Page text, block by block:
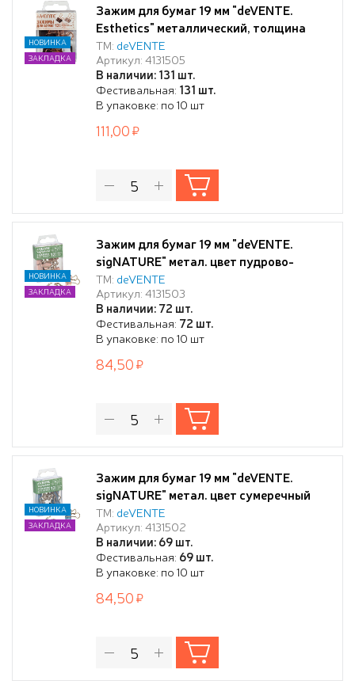
Зажим для бумаг 19 мм "deVENTE.
Esthetics" металлический, толщина
скрепления до 8 мм, 12 шт в
пластиковой коробке, ассорти 2 цвета
(бургунди и лавандово-пепельный)
ТМ: deVENTE
Артикул: 4131505
В наличии: 131 шт.
Фестивальная: 131 шт.
В упаковке: по 10 шт
НОВИНКА
ЗАКЛАДКА
111,00
Зажим для бумаг 19 мм "deVENTE.
sigNATURE" метал. цвет пудрово-
розовый, толщина скрепления до 8 мм,
12 шт в пластиковой коробке,
ТМ: deVENTE
Артикул: 4131503
В наличии: 72 шт.
Фестивальная: 72 шт.
В упаковке: по 10 шт
НОВИНКА
ЗАКЛАДКА
84,50
Зажим для бумаг 19 мм "deVENTE.
sigNATURE" метал. цвет сумеречный
синий, толщина скрепления до 8 мм, 12
шт в пластиковой коробке,
ТМ: deVENTE
Артикул: 4131502
В наличии: 69 шт.
Фестивальная: 69 шт.
В упаковке: по 10 шт
НОВИНКА
ЗАКЛАДКА
84,50